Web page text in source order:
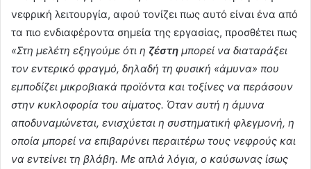
νεφρική λειτουργία, αφού τονίζει πως αυτό είναι ένα από
τα πιο ενδιαφέροντα σημεία της εργασίας, προσθέτει πως
«Στη μελέτη εξηγούμε ότι η ζέστη μπορεί να διαταράξει
τον εντερικό φραγμό, δηλαδή τη φυσική «άμυνα» που
εμποδίζει μικροβιακά προϊόντα και τοξίνες να περάσουν
στην κυκλοφορία του αίματος. Όταν αυτή η άμυνα
αποδυναμώνεται, ενισχύεται η συστηματική φλεγμονή, η
οποία μπορεί να επιβαρύνει περαιτέρω τους νεφρούς και
να εντείνει τη βλάβη. Με απλά λόγια, ο καύσωνας ίσως